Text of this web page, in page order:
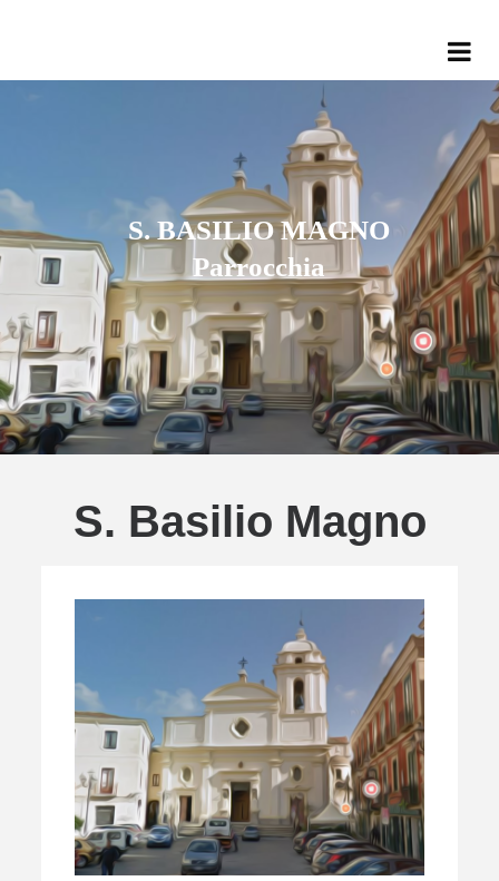
S. BASILIO MAGNO
Parrocchia
S. Basilio Magno